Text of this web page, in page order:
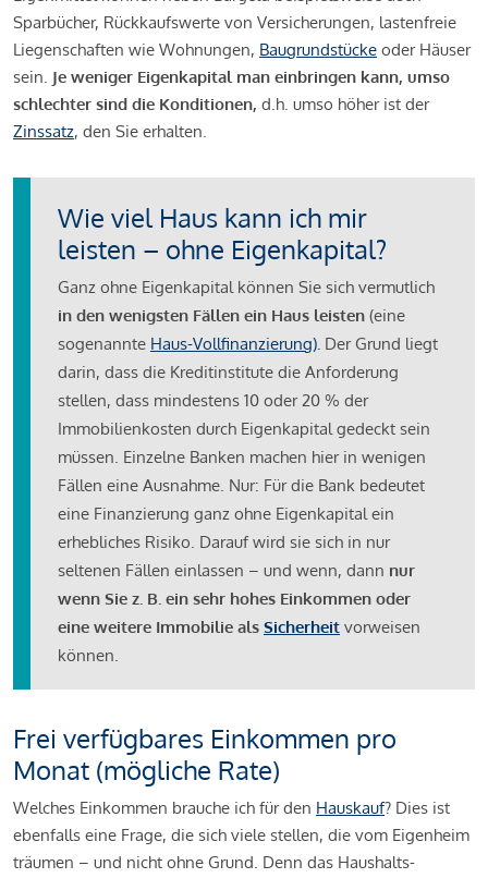
Sparbücher, Rückkaufswerte von Versicherungen, lastenfreie
Liegenschaften wie Wohnungen, Baugrundstücke oder Häuser
sein. Je weniger Eigenkapital man einbringen kann, umso
schlechter sind die Konditionen, d.h. umso höher ist der
Zinssatz, den Sie erhalten.
Wie viel Haus kann ich mir
leisten – ohne Eigenkapital?
Ganz ohne Eigenkapital können Sie sich vermutlich
in den wenigsten Fällen ein Haus leisten (eine
sogenannte Haus-Vollfinanzierung). Der Grund liegt
darin, dass die Kreditinstitute die Anforderung
stellen, dass mindestens 10 oder 20 % der
Immobilienkosten durch Eigenkapital gedeckt sein
müssen. Einzelne Banken machen hier in wenigen
Fällen eine Ausnahme. Nur: Für die Bank bedeutet
eine Finanzierung ganz ohne Eigenkapital ein
erhebliches Risiko. Darauf wird sie sich in nur
seltenen Fällen einlassen – und wenn, dann nur
wenn Sie z. B. ein sehr hohes Einkommen oder
eine weitere Immobilie als Sicherheit vorweisen
können.
Frei verfügbares Einkommen pro
Monat (mögliche Rate)
Welches Einkommen brauche ich für den Hauskauf? Dies ist
ebenfalls eine Frage, die sich viele stellen, die vom Eigenheim
träumen – und nicht ohne Grund. Denn das Haushalts-